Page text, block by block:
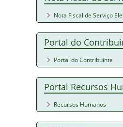
Nota Fiscal de Serviço
Portal do
Portal do Contribuinte
Portal Recursos
Recursos Humanos